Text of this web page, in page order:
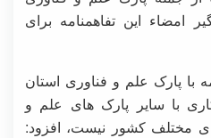
امضاء این تفاهمنامه برای
با پارک علم و فناوری استان
با سایر پارک های علم و
مختلف کشور نیست، افزود: